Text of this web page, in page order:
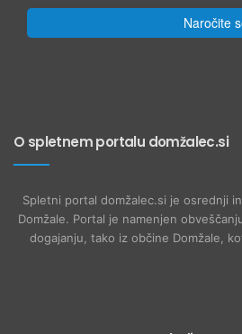
Naročite
O spletnem portalu domžalec.si
Spletni portal domžalec.si je osrednji
Domžale. Portal je namenjen
dogajanju, tako iz občine Domžale,